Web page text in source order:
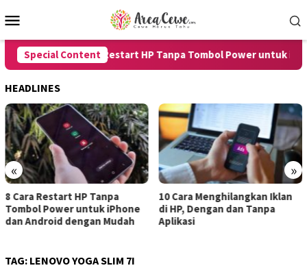
to
Menu
Special Content
8 Cara Restart HP Tanpa Tombol Power untuk
HEADLINES
« »
Restart HP Tanpa
Power untuk iPhone
dengan Mudah
10 Cara Menghilangkan Iklan
di HP, Dengan dan Tanpa
Aplikasi
7
TAG: LENOVO YOGA SLIM 7I